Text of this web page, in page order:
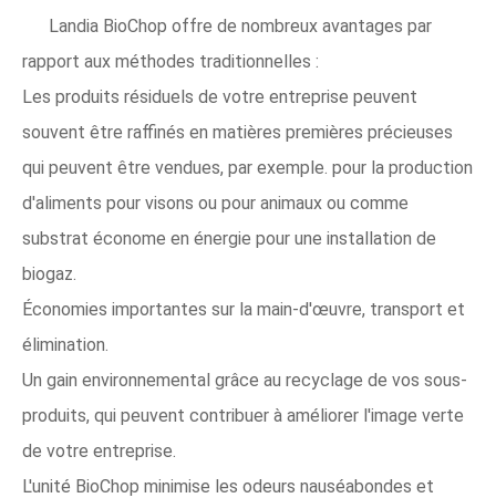
Landia BioChop offre de nombreux avantages par
rapport aux méthodes traditionnelles :
Les produits résiduels de votre entreprise peuvent
souvent être raffinés en matières premières précieuses
qui peuvent être vendues, par exemple. pour la production
d'aliments pour visons ou pour animaux ou comme
substrat économe en énergie pour une installation de
biogaz.
Économies importantes sur la main-d'œuvre, transport et
élimination.
Un gain environnemental grâce au recyclage de vos sous-
produits, qui peuvent contribuer à améliorer l'image verte
de votre entreprise.
L'unité BioChop minimise les odeurs nauséabondes et